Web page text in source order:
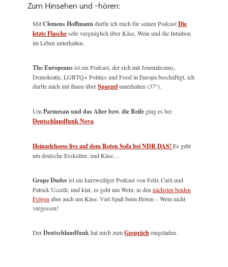
Zum Hinsehen und -hören:
MitClemens Hoffmanndurfte ich mich für seinen PodcastDie
letzte Flaschesehr vergnüglich über Käse, Wein und die Intuition
im Leben unterhalten.
The Europeansist ein Podcast, der sich mit Journalismus,
Demokratie, LGBTQ+ Politics und Food in Europa beschäftigt, ich
durfte mich mit ihnen überSpargelunterhalten (37“).
UmParmesan und das Alter bzw. die Reife ging es bei
Deutschlandfunk Nova.
Heinzelcheese live auf dem Roten Sofa bei NDR DAS! Es geht
um deutsche Esskultur, und Käse…
Grape Dudesist ein kurzweiliger Podcast von Felix Carli und
Patrick Uccelli, und klar, es geht um Wein; in den nächsten beiden
Folgen aber auch um Käse. Viel Spaß beim Hören – Wein nicht
vergessen!
DerDeutschlandfunkhat mich zumGesprächeingeladen.